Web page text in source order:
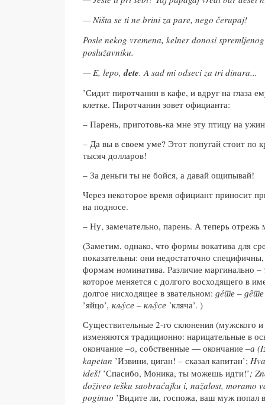
— Ništa se ti ne brini za pare, nego čerupaj!
Posle nekog vremena, kelner donosi
poslužavniku.
— E, lepo,dete. A sad mi odseci za tri dinara...
’Сидит пиротчанин в кафе, и вдруг на глаза
клетке. Пиротчанин зовет официанта:
– Парень, приготовь-ка мне эту птицу на
– Да вы в своем уме? Этот попугай стоит по
тысяч долларов!
– За деньги ты не бойся, а давай ощипывай!
Через некоторое время официант приносит
на подносе.
– Ну, замечательно, парень. А теперь отрежь
(Заметим, однако, что формы вокатива для
показательны: они недостаточно
формам номинатива. Различие маргинально –
которое меняется с долгого восходящего в
долгое нисходящее в звательном: дéте – дêте
’яйцо’, кљýсе – кљŷсе ’кляча’. )
Существительные 2-го склонения (мужского
изменяются традиционно: нарицательные в
окончание ­ –о, собственные — окончание –а
kapetan ’Извини, циган! – сказал капитан’;
ideš! ’Спасибо, Моника, ты можешь идти!’;
doživeo tešku saobraćajku i, nažalost, moramo
poginuo ’Видите ли, госпожа, ваш муж попал